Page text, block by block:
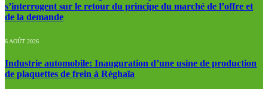
s’interrogent sur le retour du principe du marché de l’offre et
de la demande
6 AOÛT 2026
Industrie automobile: Inauguration d’une usine de production
de plaquettes de frein à Réghaïa